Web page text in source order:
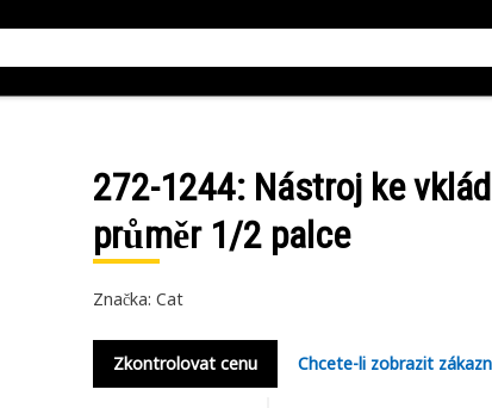
272-1244: Nástroj ke
průměr 1/2 palce
Značka: Cat
Zkontrolovat cenu Chcete-li zobrazit